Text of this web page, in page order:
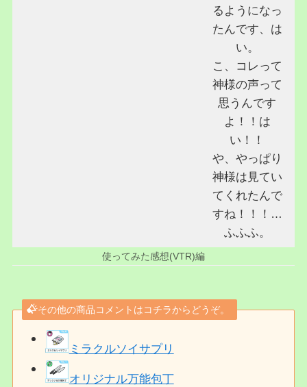
るようになっ
たんです、は
い。
こ、コレって
神様の声って
思うんです
よ！！は
い！！
や、やっぱり
神様は見てい
てくれたんで
すね！！！…
ふふふ。
使ってみた感想(VTR)編
その他の商品コメントはコチラからどうぞ。
ミラクルソイサプリ
オリジナル万能包丁